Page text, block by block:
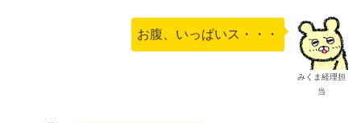
みくま経理担
当
お腹、いっぱいス・・・